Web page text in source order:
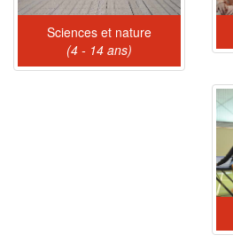
Sciences et nature
(4 - 14 ans)